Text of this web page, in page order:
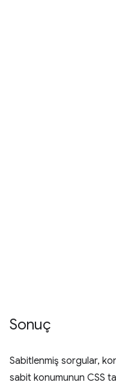
Sonuç
Sabitlenmiş sorgular,
sabit konumunun CSS